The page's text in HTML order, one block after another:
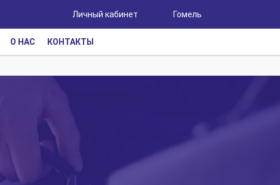
Личный кабинет Гомель
О НАС КОНТАКТЫ